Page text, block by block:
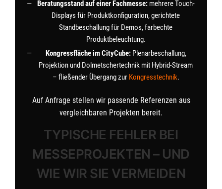
Beratungsstand auf einer Fachmesse:mehrere Touch-
Displays für Produktkonfiguration, gerichtete
Standbeschallung für Demos, farbechte
Produktbeleuchtung.
Kongressfläche im CityCube:Plenarbeschallung,
Projektion und Dolmetschertechnik mit Hybrid-Stream
– fließender Übergang zur Kongresstechnik.
Auf Anfrage stellen wir passende Referenzen aus
vergleichbaren Projekten bereit.
TYPISCHE FEHLER BEI
MESSEPROJEKTEN – UND
WIE WIR SIE VERMEIDEN